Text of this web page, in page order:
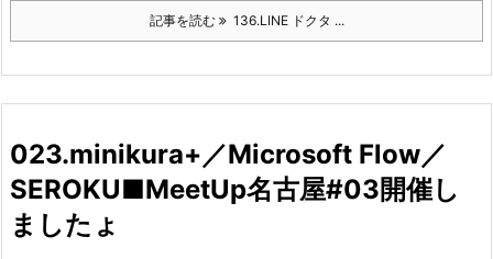
記事を読む 136.LINE ドクタ ...
023.minikura+／Microsoft Flow／
SEROKU■MeetUp名古屋#03開催し
ましたょ